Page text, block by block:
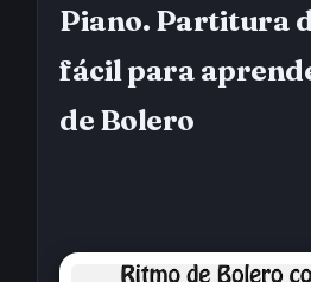
Piano. Partitura
fácil para
de Bolero